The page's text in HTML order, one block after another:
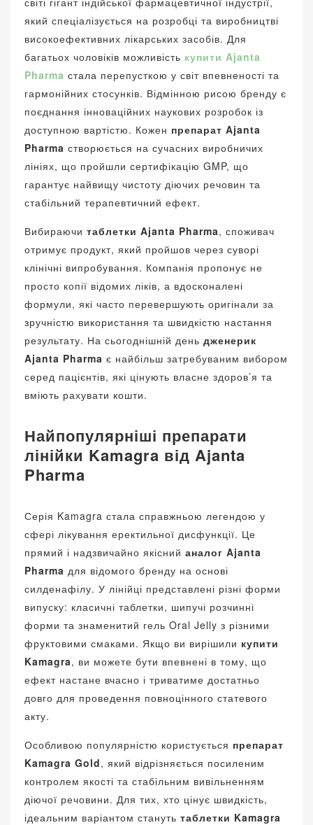
який спеціалізується на розробці та виробництві
високоефективних лікарських засобів. Для
багатьох чоловіків можливість купити Ajanta
Pharma стала перепусткою у світ впевненості та
гармонійних стосунків. Відмінною рисою бренду є
поєднання інноваційних наукових розробок із
доступною вартістю. Кожен препарат Ajanta
Pharma створюється на сучасних виробничих
лініях, що пройшли сертифікацію GMP, що
гарантує найвищу чистоту діючих речовин та
стабільний терапевтичний ефект.
Вибираючи таблетки Ajanta Pharma, споживач
отримує продукт, який пройшов через суворі
клінічні випробування. Компанія пропонує не
просто копії відомих ліків, а вдосконалені
формули, які часто перевершують оригінали за
зручністю використання та швидкістю настання
результату. На сьогоднішній день дженерик
Ajanta Pharma є найбільш затребуваним вибором
серед пацієнтів, які цінують власне здоров’я та
вміють рахувати кошти.
Найпопулярніші препарати
лінійки Kamagra від Ajanta
Pharma
Серія Kamagra стала справжньою легендою у
сфері лікування еректильної дисфункції. Це
прямий і надзвичайно якісний аналог Ajanta
Pharma для відомого бренду на основі
силденафілу. У лінійці представлені різні форми
випуску: класичні таблетки, шипучі розчинні
форми та знаменитий гель Oral Jelly з різними
фруктовими смаками. Якщо ви вирішили купити
Kamagra, ви можете бути впевнені в тому, що
ефект настане вчасно і триватиме достатньо
довго для проведення повноцінного статевого
акту.
Особливою популярністю користується препарат
Kamagra Gold, який відрізняється посиленим
контролем якості та стабільним вивільненням
діючої речовини. Для тих, хто цінує швидкість,
ідеальним варіантом стануть таблетки Kamagra